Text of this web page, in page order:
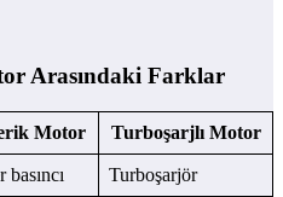
Arasındaki Farklar
Motor Turboşarjlı Motor
Turboşarjör